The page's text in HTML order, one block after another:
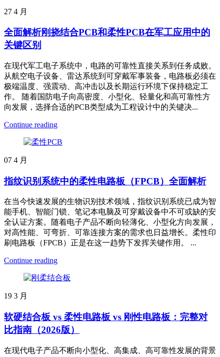
27 4 月
全面解析刚挠结合PCB和柔性PCB在军工应用中的
关键区别
在现代军工电子系统中，电路的可靠性直接关系到任务成败。
从航空电子设备、雷达系统到可穿戴军事装备，电路板必须在
极端温度、强震动、高冲击以及长期运行环境下保持稳定工
作。 随着国防电子向高密度、小型化、轻量化和高可靠性方
向发展，选择合适的PCB类型成为工程设计中的关键决...
Continue reading
07 4 月
指纹识别系统中的柔性电路板（FPCB）全面解析
在当今快速发展的生物识别技术领域，指纹识别系统已成为智
能手机、智能门锁、笔记本电脑及可穿戴设备中不可或缺的安
全认证方案。随着电子产品不断向轻薄化、小型化方向发展，
对高性能、可弯折、可靠连接方案的需求也日益增长。柔性印
刷电路板（FPCB）正是在这一趋势下发挥关键作用。 ...
Continue reading
19 3 月
软硬结合板 vs 柔性电路板 vs 刚性电路板：完整对
比指南（2026版）
在现代电子产品不断向小型化、高集成、高可靠性发展的背景